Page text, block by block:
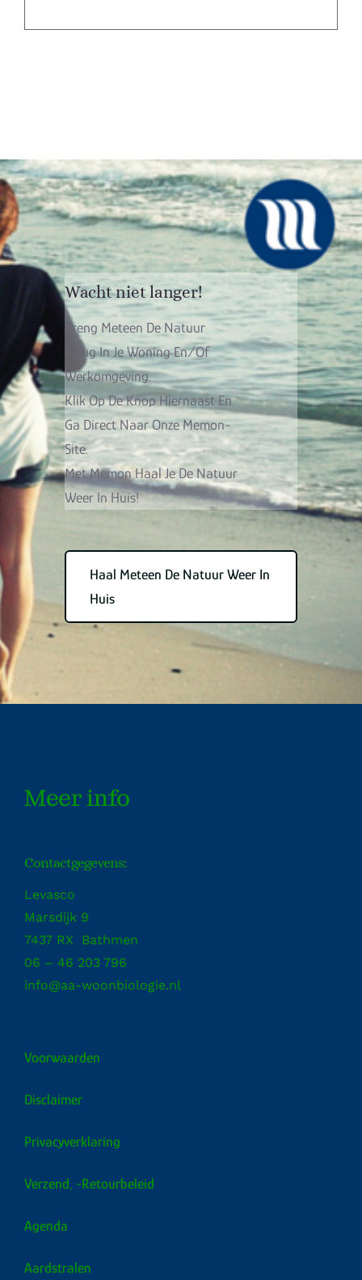
Wacht niet langer!
Breng Meteen De Natuur
Terug In Je Woning En/of
Werkomgeving.
Klik Op De Knop Hiernaast En
Ga Direct Naar Onze Memon-
Site.
Met Memon Haal Je De Natuur
Weer In Huis!
Haal Meteen De Natuur Weer In
Huis
Meer info
Contactgegevens:
Levasco
Marsdijk 9
7437 RX Bathmen
06 – 46 203 796
info@aa-woonbiologie.nl
Voorwaarden
Disclaimer
Privacyverklaring
Verzend, -retourbeleid
Agenda
Aardstralen